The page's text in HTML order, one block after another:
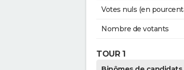
Votes nuls (en
Nombre de votants
TOUR 1